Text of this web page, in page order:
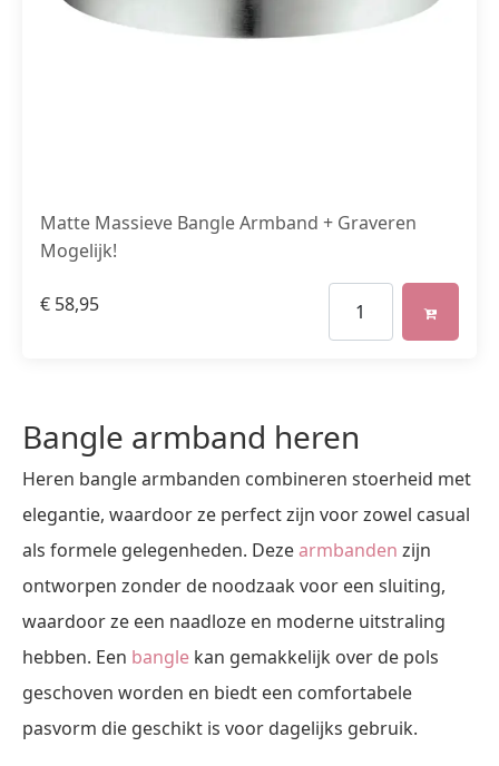
Matte Massieve Bangle Armband + Graveren
Mogelijk!
€ 58,95
Bangle armband heren
Heren bangle armbanden combineren stoerheid met
elegantie, waardoor ze perfect zijn voor zowel casual
als formele gelegenheden. Dezearmbanden zijn
ontworpen zonder de noodzaak voor een sluiting,
waardoor ze een naadloze en moderne uitstraling
hebben. Een bangle kan gemakkelijk over de pols
geschoven worden en biedt een comfortabele
pasvorm die geschikt is voor dagelijks gebruik.